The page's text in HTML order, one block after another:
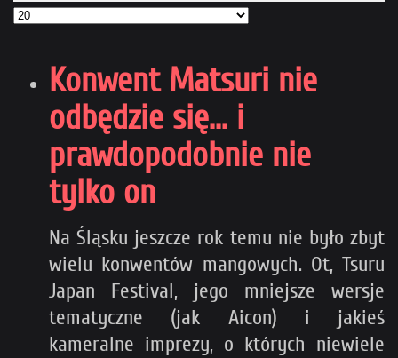
Konwent Matsuri nie
odbędzie się... i
prawdopodobnie nie
tylko on
Na Śląsku jeszcze rok temu nie było zbyt
wielu konwentów mangowych. Ot, Tsuru
Japan Festival, jego mniejsze wersje
tematyczne (jak Aicon) i jakieś
kameralne imprezy, o których niewiele